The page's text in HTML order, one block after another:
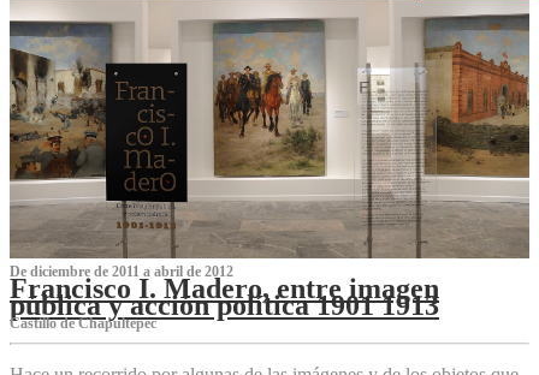
De diciembre de 2011 a abril de 2012
Francisco I. Madero, entre imagen
pública y acción política 1901 1913
Castillo de Chapultepec